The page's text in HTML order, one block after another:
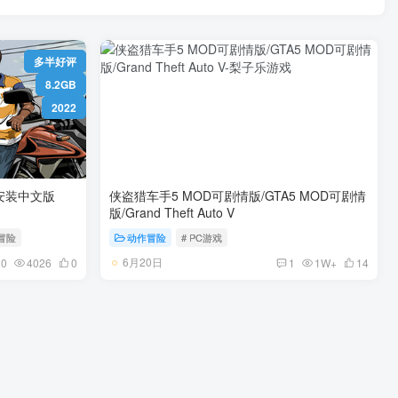
多半好评
8.2GB
2022
v20260417 免安装中文版
险
0 4026 0
侠盗猎车手5 MOD可剧情版/GTA5 MOD可剧情
版/Grand Theft Auto V
动作冒险 # PC游戏
6月20日 1 1W+ 14